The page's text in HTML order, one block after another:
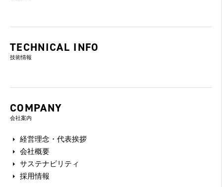
TECHNICAL INFO
技術情報
COMPANY
会社案内
経営理念・代表挨拶
会社概要
サステナビリティ
採用情報